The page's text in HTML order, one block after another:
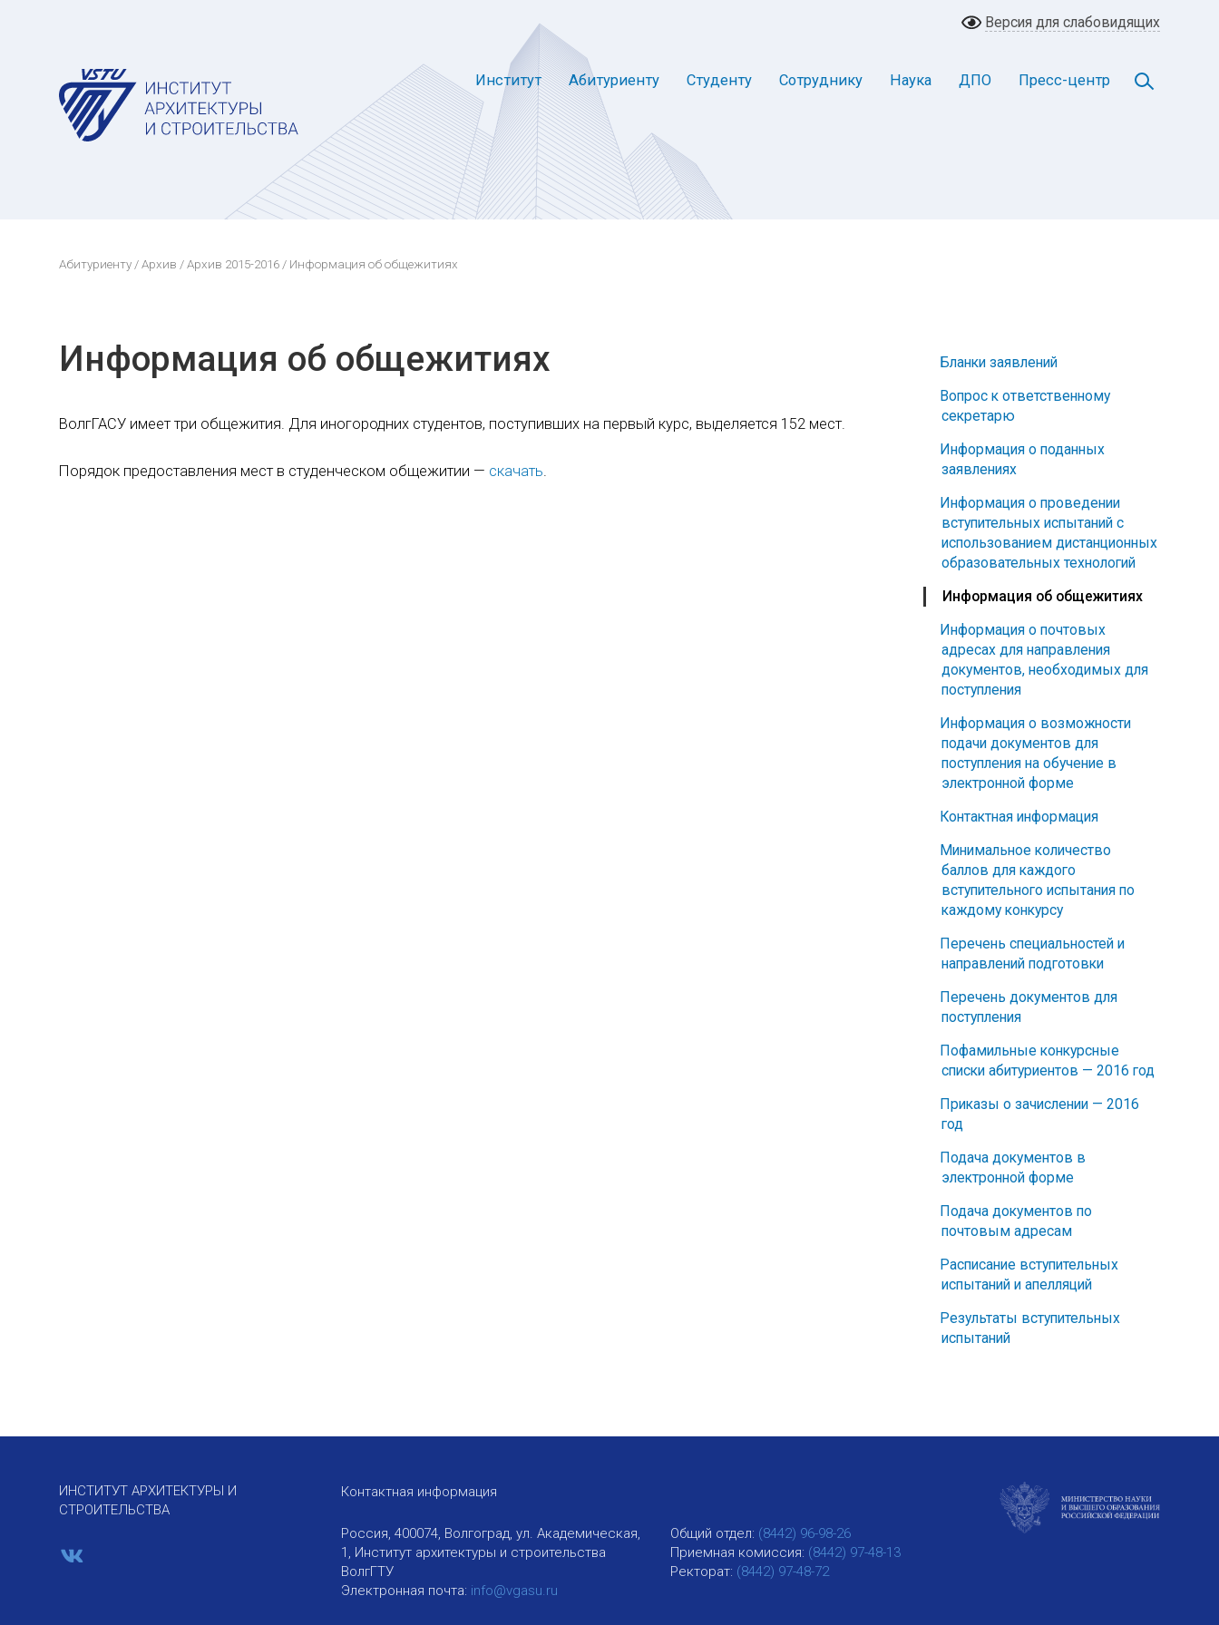
Версия для слабовидящих
Институт Абитуриенту Студенту Сотруднику Наука ДПО Пресс-центр
Абитуриенту /Архив /Архив 2015-2016 / Информация об общежитиях
Бланки заявлений
Вопрос к ответственному
секретарю
Информация о поданных
заявлениях
Информация о проведении
вступительных испытаний с
использованием дистанционных
образовательных технологий
Информация об общежитиях
Информация о почтовых
адресах для направления
документов, необходимых для
поступления
Информация о возможности
подачи документов для
поступления на обучение в
электронной форме
Контактная информация
Минимальное количество
баллов для каждого
вступительного испытания по
каждому конкурсу
Перечень специальностей и
направлений подготовки
Перечень документов для
поступления
Пофамильные конкурсные
списки абитуриентов — 2016 год
Приказы о зачислении — 2016
год
Подача документов в
электронной форме
Подача документов по
почтовым адресам
Расписание вступительных
испытаний и апелляций
Результаты вступительных
испытаний
Информация об общежитиях
ВолгГАСУ имеет три общежития. Для иногородних студентов, поступивших на первый курс, выделяется 152 мест.
Порядок предоставления мест в студенческом общежитии — скачать
ИНСТИТУТ АРХИТЕКТУРЫ И
СТРОИТЕЛЬСТВА
Контактная информация
Россия, 400074, Волгоград, ул. Академическая,
1, Институт архитектуры и строительства
ВолгГТУ
Электронная почта: info@vgasu.ru
Общий отдел: (8442) 96-98-26
Приемная комиссия: (8442) 97-48-13
Ректорат: (8442) 97-48-72